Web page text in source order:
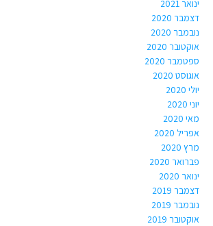
ינואר 2021
דצמבר 2020
נובמבר 2020
אוקטובר 2020
ספטמבר 2020
אוגוסט 2020
יולי 2020
יוני 2020
מאי 2020
אפריל 2020
מרץ 2020
פברואר 2020
ינואר 2020
דצמבר 2019
נובמבר 2019
אוקטובר 2019